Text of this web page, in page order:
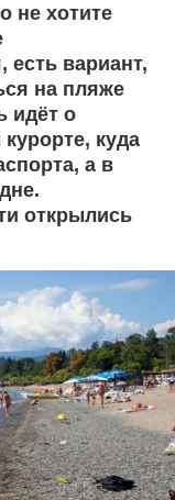
не хотите
есть вариант,
на пляже
идёт о
куда
а в
открылись